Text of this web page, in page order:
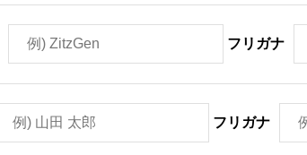
フリガナ
フリガナ